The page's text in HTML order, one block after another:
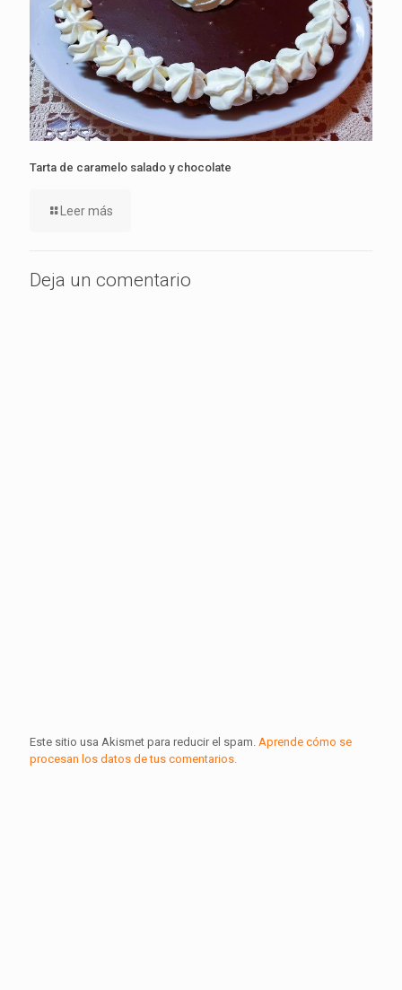
Tarta de caramelo salado y chocolate
Leer más
Deja un comentario
Este sitio usa Akismet para reducir el spam. Aprende cómo se
procesan los datos de tus comentarios.